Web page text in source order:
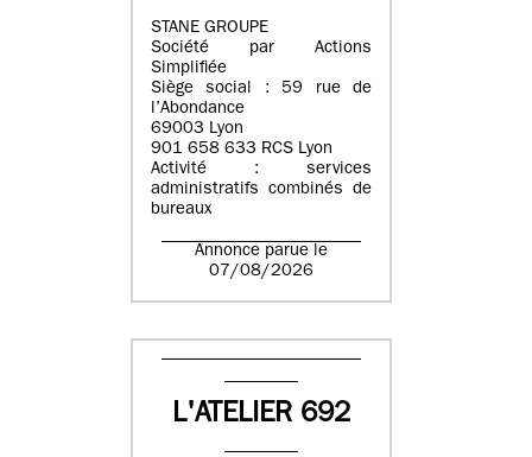
STANE GROUPE
Société par Actions
Simplifiée
Siège social : 59 rue de
l’Abondance
69003 Lyon
901 658 633 RCS Lyon
Activité : services
administratifs combinés de
bureaux
Annonce parue le
07/08/2026
L'ATELIER 692